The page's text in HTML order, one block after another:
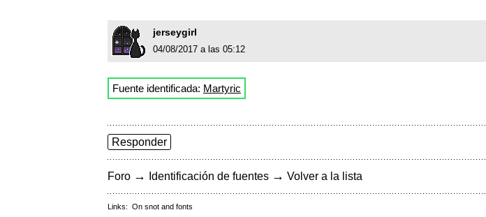
jerseygirl
04/08/2017 a las 05:12
Fuente identificada: Martyric
Responder
Foro → Identificación de fuentes → Volver a la lista
Links: On snot and fonts